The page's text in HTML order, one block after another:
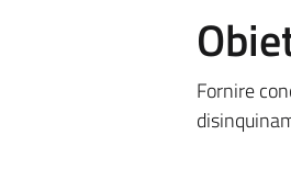
Fornire